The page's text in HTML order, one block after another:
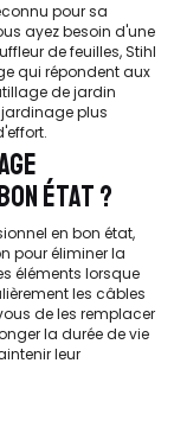
pour sa
ayez besoin d'une
de feuilles, Stihl
qui répondent aux
de jardin
plus
ÉTAT ?
en bon état,
pour éliminer la
éléments lorsque
les câbles
de les remplacer
la durée de vie
leur